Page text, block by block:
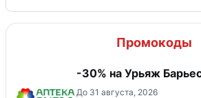
Промокоды
-30% на Урьяж
До 31 августа, 2026